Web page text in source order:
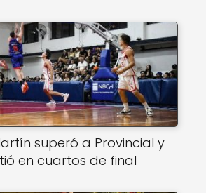
superó a Provincial y
en cuartos de final